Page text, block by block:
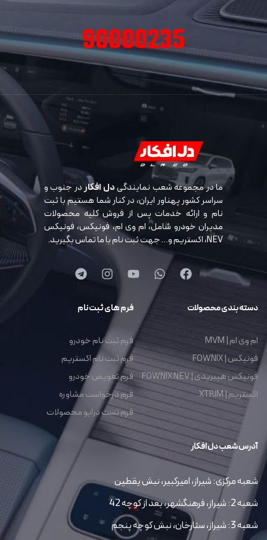
90000235
ما در مجموعه شعب نمایندگیدل افکار در جنوب و
سراسر کشور پهناور ایران، در کنار شما هستیم با ثبت
نام و ارائه خدمات پس از فروش کلیه محصولات
مدیران خودرو شامل، ام وی ام، فونیکس، فونیکس
NEV، اکستریم و… جهت ثبت نام با ما تماس بگیرید.
دسته بندی محصولات
ام وی ام | MVM
فونیکس | FOWNIX
فونیکس هیبریدی | FOWNIX NEV
اکستریم | XTRIM
فرم های ثبت نام
فرم ثبت نام خودرو
فرم ثبت نام اکستریم
فرم تعویض خودرو
فرم درخواست مشاوره
فرم تست درایو محصولات
آدرس شعب دل افکار
شعبه مرکزی: شیراز، امیرکبیر، نبش یقطین
شعبه 2: شیراز، فرهنگشهر، بعد از کوچه 42
شعبه 3: شیراز، ستارخان، نبش کوچه پنجم